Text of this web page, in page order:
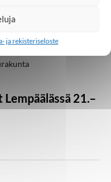
ja rekisteriseloste
21.–